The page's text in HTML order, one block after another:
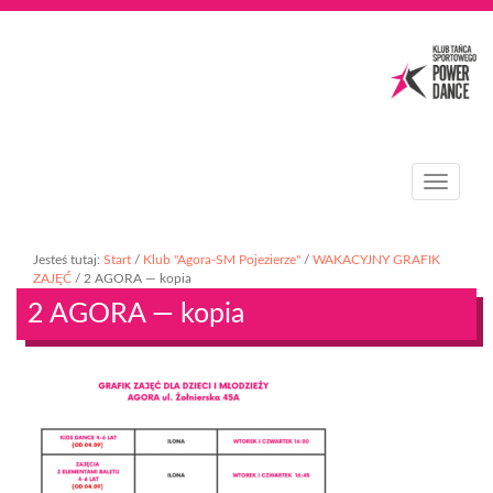
T
a
Jesteś tutaj: Start / Klub "Agora-SM Pojezierze" / WAKACYJNY GRAFIK
ZAJĘĆ / 2 AGORA — kopia
2 AGORA — kopia